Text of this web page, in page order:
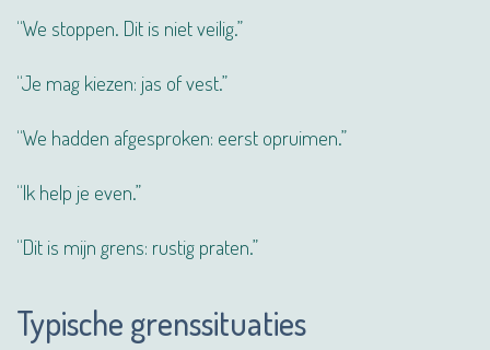
“We stoppen. Dit is niet veilig.”
“Je mag kiezen: jas of vest.”
“We hadden afgesproken: eerst opruimen.”
“Ik help je even.”
“Dit is mijn grens: rustig praten.”
Typische grenssituaties